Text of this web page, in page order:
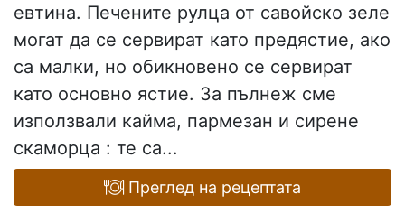
евтина. Печените рулца от савойско зеле
могат да се сервират като предястие, ако
са малки, но обикновено се сервират
като основно ястие. За пълнеж сме
използвали кайма, пармезан и сирене
скаморца : те са...
Преглед на рецептата